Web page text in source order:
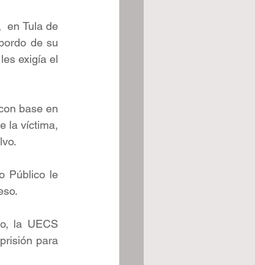
en Tula de
de su
exigía el
base en
la víctima,
Público le
la UECS
para